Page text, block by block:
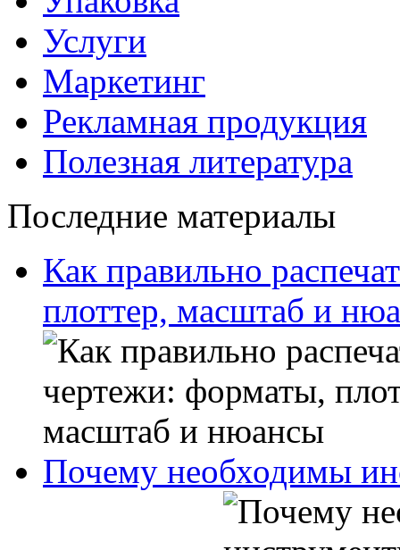
Услуги
Маркетинг
Рекламная продукция
Полезная литература
Последние материалы
Как правильно
плоттер, масштаб и
Почему необходимы